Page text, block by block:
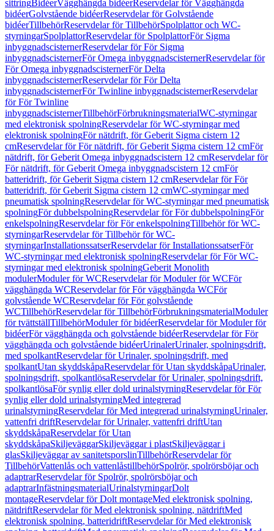
sittringBidéerVägghängda bidéerReservdelar för Vägghängda
bidéerGolvstående bidéerReservdelar för Golvstående
bidéerTillbehörReservdelar för TillbehörSpolplattor och WC-
styrningarSpolplattorReservdelar för SpolplattorFör Sigma
inbyggnadscisternerReservdelar för För Sigma
inbyggnadscisternerFör Omega inbyggnadscisternerReservdelar för
För Omega inbyggnadscisternerFör Delta
inbyggnadscisternerReservdelar för För Delta
inbyggnadscisternerFör Twinline inbyggnadscisternerReservdelar
för För Twinline
inbyggnadscisternerTillbehörFörbrukningsmaterialWC-styrningar
med elektronisk spolningReservdelar för WC-styrningar med
elektronisk spolningFör nätdrift, för Geberit Sigma cistern 12
cmReservdelar för För nätdrift, för Geberit Sigma cistern 12 cmFör
nätdrift, för Geberit Omega inbyggnadscistern 12 cmReservdelar för
För nätdrift, för Geberit Omega inbyggnadscistern 12 cmFör
batteridrift, för Geberit Sigma cistern 12 cmReservdelar för För
batteridrift, för Geberit Sigma cistern 12 cmWC-styrningar med
pneumatisk spolningReservdelar för WC-styrningar med pneumatisk
spolningFör dubbelspolningReservdelar för För dubbelspolningFör
enkelspolningReservdelar för För enkelspolningTillbehör för WC-
styrningarReservdelar för Tillbehör för WC-
styrningarInstallationssatserReservdelar för InstallationssatserFör
WC-styrningar med elektronisk spolningReservdelar för För WC-
styrningar med elektronisk spolningGeberit Monolith
modulerModuler för WCReservdelar för Moduler för WCFör
vägghängda WCReservdelar för För vägghängda WCFör
golvstående WCReservdelar för För golvstående
WCTillbehörReservdelar för TillbehörFörbrukningsmaterialModuler
för tvättställTillbehörModuler för bidéerReservdelar för Moduler för
bidéerFör vägghängda och golvstående bidéerReservdelar för För
vägghängda och golvstående bidéerUrinalerUrinaler, spolningsdrift,
med spolkantReservdelar för Urinaler, spolningsdrift, med
spolkantUtan skyddskåpaReservdelar för Utan skyddskåpaUrinaler,
spolningsdrift, spolkantlösaReservdelar för Urinaler, spolningsdrift,
spolkantlösaFör synlig eller dold urinalstyrningReservdelar för För
synlig eller dold urinalstyrningMed integrerad
urinalstyrningReservdelar för Med integrerad urinalstyrningUrinaler,
vattenfri driftReservdelar för Urinaler, vattenfri driftUtan
skyddskåpaReservdelar för Utan
skyddskåpaSkiljeväggarSkiljeväggar i plastSkiljeväggar i
glasSkiljeväggar av sanitetsporslinTillbehörReservdelar för
TillbehörVattenlås och vattenlåstillbehörSpolrör, spolrörsböjar och
adaptrarReservdelar för Spolrör, spolrörsböjar och
adaptrarInfästningsmaterialUrinalstyrningarDolt
montageReservdelar för Dolt montageMed elektronisk spolning,
nätdriftReservdelar för Med elektronisk spolning, nätdriftMed
elektronisk spolning, batteridriftReservdelar för Med elektronisk